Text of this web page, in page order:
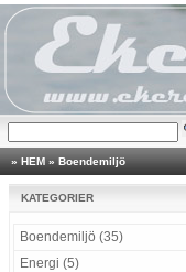
» HEM » Boendemiljö
KATEGORIER
Boendemiljö (35)
Energi (5)